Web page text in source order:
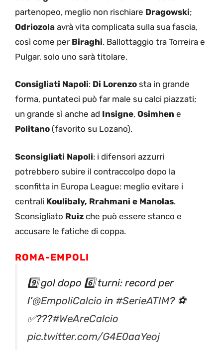
partenopeo, meglio non rischiare Dragowski;
Odriozola avrà vita complicata sulla sua fascia,
così come per Biraghi. Ballottaggio tra Torreira e
Pulgar, solo uno sarà titolare.
Consigliati Napoli: Di Lorenzo sta in grande
forma, puntateci può far male su calci piazzati;
un grande sì anche ad Insigne, Osimhen e
Politano (favorito su Lozano).
Sconsigliati Napoli: i difensori azzurri
potrebbero subire il contraccolpo dopo la
sconfitta in Europa League: meglio evitare i
centrali Koulibaly, Rrahmani e Manolas.
Sconsigliato Ruiz che può essere stanco e
accusare le fatiche di coppa.
ROMA-EMPOLI
9️⃣ gol dopo 6️⃣ turni: record per
l’@EmpoliCalcio in #SerieATIM? ⚽️
✅???#WeAreCalcio
pic.twitter.com/G4E0aaYeoj